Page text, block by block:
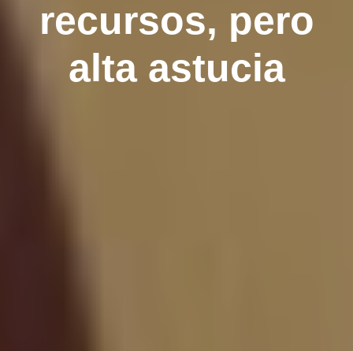
recursos, pero
alta astucia